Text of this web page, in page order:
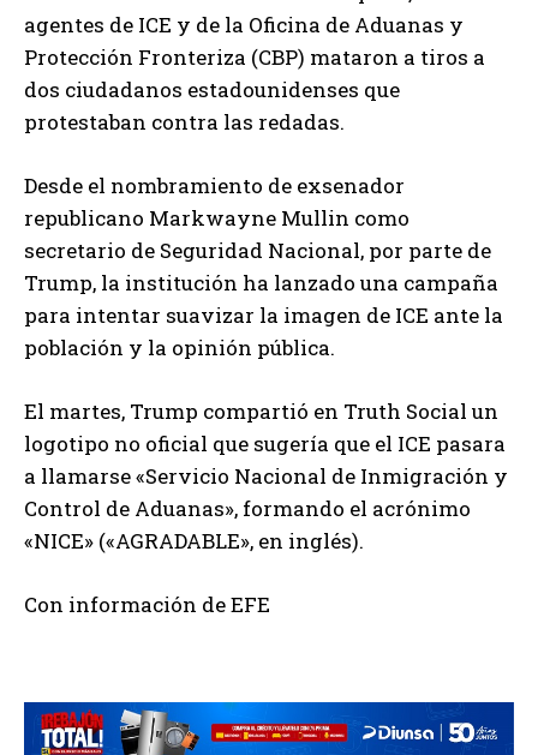
agentes de ICE y de la Oficina de Aduanas y
Protección Fronteriza (CBP) mataron a tiros a
dos ciudadanos estadounidenses que
protestaban contra las redadas.
Desde el nombramiento de exsenador
republicano Markwayne Mullin como
secretario de Seguridad Nacional, por parte de
Trump, la institución ha lanzado una campaña
para intentar suavizar la imagen de ICE ante la
población y la opinión pública.
El martes, Trump compartió en Truth Social un
logotipo no oficial que sugería que el ICE pasara
a llamarse «Servicio Nacional de Inmigración y
Control de Aduanas», formando el acrónimo
«NICE» («AGRADABLE», en inglés).
Con información de EFE